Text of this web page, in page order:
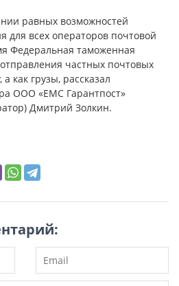
равных возможностей
для всех операторов почтовой
Федеральная таможенная
частных почтовых
как грузы, рассказал
ООО «ЕМС Гарантпост»
Дмитрий Золкин.